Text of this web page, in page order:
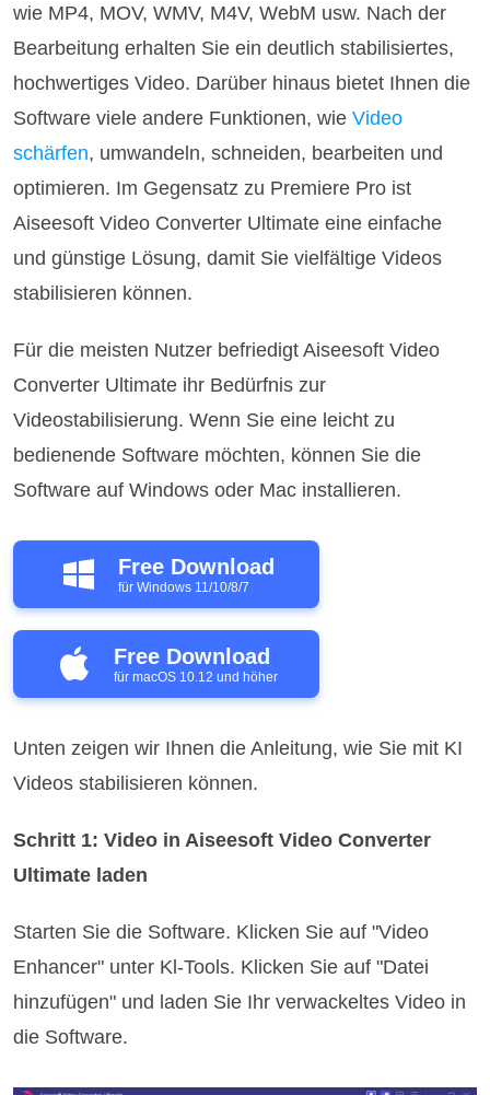
wie MP4, MOV, WMV, M4V, WebM usw. Nach der
Bearbeitung erhalten Sie ein deutlich stabilisiertes,
hochwertiges Video. Darüber hinaus bietet Ihnen die
Software viele andere Funktionen, wieVideo
schärfen, umwandeln, schneiden, bearbeiten und
optimieren. Im Gegensatz zu Premiere Pro ist
Aiseesoft Video Converter Ultimate eine einfache
und günstige Lösung, damit Sie vielfältige Videos
stabilisieren können.
Für die meisten Nutzer befriedigt Aiseesoft Video
Converter Ultimate ihr Bedürfnis zur
Videostabilisierung. Wenn Sie eine leicht zu
bedienende Software möchten, können Sie die
Software auf Windows oder Mac installieren.
Free Download
für Windows 11/10/8/7
Free Download
für macOS 10.12 und höher
Unten zeigen wir Ihnen die Anleitung, wie Sie mit KI
Videos stabilisieren können.
Schritt 1: Video in Aiseesoft Video Converter
Ultimate laden
Starten Sie die Software. Klicken Sie auf "Video
Enhancer" unter Kl-Tools. Klicken Sie auf "Datei
hinzufügen" und laden Sie Ihr verwackeltes Video in
die Software.